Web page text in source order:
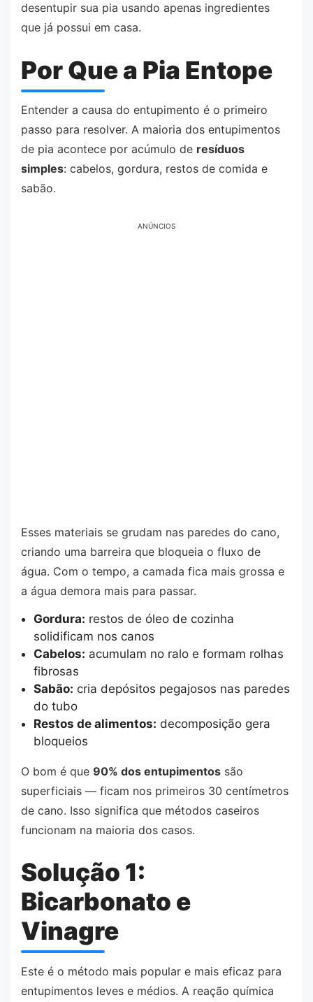
desentupir sua pia usando apenas ingredientes
que já possui em casa.
Por Que a Pia Entope
Entender a causa do entupimento é o primeiro
passo para resolver. A maioria dos entupimentos
de pia acontece por acúmulo de resíduos
simples: cabelos, gordura, restos de comida e
sabão.
ANÚNCIOS
Esses materiais se grudam nas paredes do cano,
criando uma barreira que bloqueia o fluxo de
água. Com o tempo, a camada fica mais grossa e
a água demora mais para passar.
Gordura: restos de óleo de cozinha
solidificam nos canos
Cabelos: acumulam no ralo e formam rolhas
fibrosas
Sabão: cria depósitos pegajosos nas paredes
do tubo
Restos de alimentos: decomposição gera
bloqueios
O bom é que 90% dos entupimentos são
superficiais — ficam nos primeiros 30 centímetros
de cano. Isso significa que métodos caseiros
funcionam na maioria dos casos.
Solução 1:
Bicarbonato e
Vinagre
Este é o método mais popular e mais eficaz para
entupimentos leves e médios. A reação química